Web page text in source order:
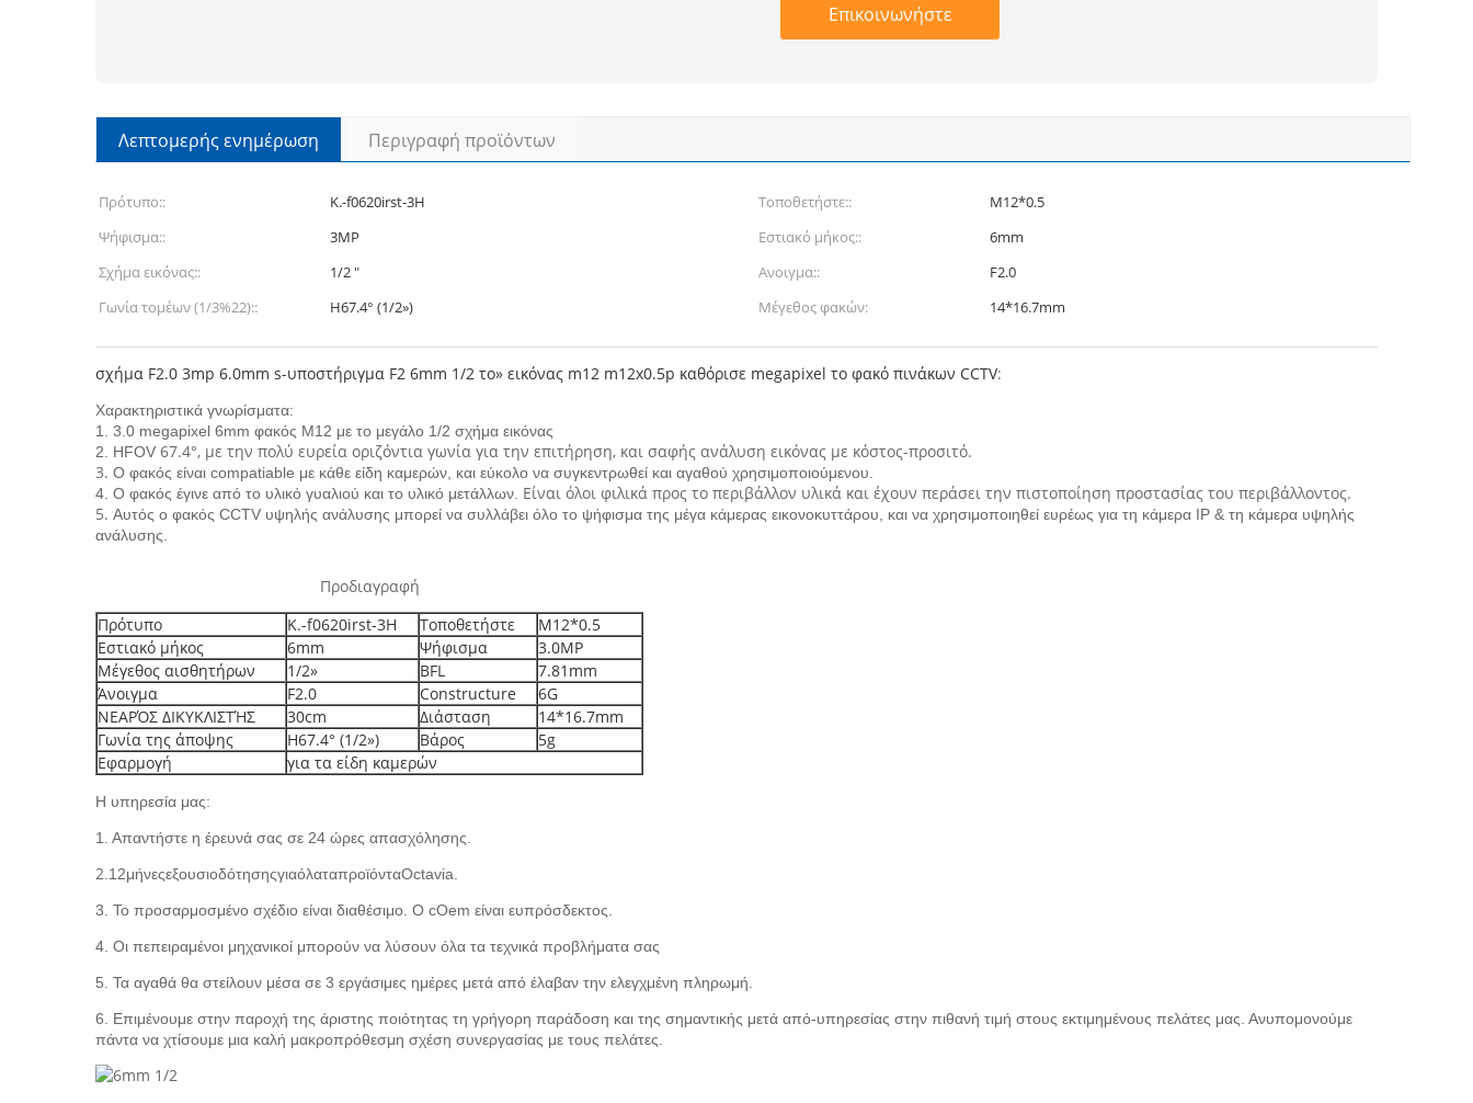
Επικοινωνήστε
Λεπτομερής ενημέρωση Περιγραφή προϊόντων
Πρότυπο:: Κ.-f0620irst-3H Τοποθετήστε::
M12*0.5
Ψήφισμα::
3MP Εστιακό μήκος::
6mm
Σχήμα εικόνας::
1/2 ″ Ανοιγμα::
F2.0
Γωνία τομέων (1/3%22)::
H67.4° (1/2») Μέγεθος φακών: 14*16.7mm
σχήμα F2.0 3mp 6.0mm s-υποστήριγμα F2 6mm 1/2 το» εικόνας m12 m12x0.5p καθόρισε megapixel το φακό πινάκων CCTV:
Χαρακτηριστικά γνωρίσματα:
1. 3.0 megapixel 6mm φακός M12 με το μεγάλο 1/2 σχήμα εικόνας
2. HFOV 67.4°, με την πολύ ευρεία οριζόντια γωνία για την επιτήρηση, και σαφής ανάλυση εικόνας με κόστος-προσιτό.
3. Ο φακός είναι compatiable με κάθε είδη καμερών, και εύκολο να συγκεντρωθεί και αγαθού χρησιμοποιούμενου.
4. Ο φακός έγινε από το υλικό γυαλιού και το υλικό μετάλλων. Είναι όλοι φιλικά προς το περιβάλλον υλικά και έχουν περάσει την πιστοποίηση προστασίας του περιβάλλοντος.
5. Αυτός ο φακός CCTV υψηλής ανάλυσης μπορεί να συλλάβει όλο το ψήφισμα της μέγα κάμερας εικονοκυττάρου, και να χρησιμοποιηθεί ευρέως για τη κάμερα IP & τη κάμερα υψηλής
ανάλυσης.
Προδιαγραφή
Πρότυπο
Κ.-f0620irst-3H Τοποθετήστε
M12*0.5
Εστιακό μήκος
6mm Ψήφισμα
3.0MP
Μέγεθος αισθητήρων
1/2» BFL
7.81mm
Άνοιγμα
F2.0 Constructure
6G
ΝΕΑΡΌΣ ΔΙΚΥΚΛΙΣΤΉΣ
30cm Διάσταση
14*16.7mm
Γωνία της άποψης
H67.4° (1/2») Βάρος
5g
Εφαρμογή
για τα είδη καμερών
Η υπηρεσία μας:
1. Απαντήστε η έρευνά σας σε 24 ώρες απασχόλησης.
2 .12μήνεςεξουσιοδότησηςγιαόλαταπροϊόνταOctavia.
3. Το προσαρμοσμένο σχέδιο είναι διαθέσιμο. Ο cOem είναι ευπρόσδεκτος.
4. Οι πεπειραμένοι μηχανικοί μπορούν να λύσουν όλα τα τεχνικά προβλήματα σας
5. Τα αγαθά θα στείλουν μέσα σε 3 εργάσιμες ημέρες μετά από έλαβαν την ελεγχμένη πληρωμή.
6. Επιμένουμε στην παροχή της άριστης ποιότητας τη γρήγορη παράδοση και της σημαντικής μετά από-υπηρεσίας στην πιθανή τιμή στους εκτιμημένους πελάτες μας. Ανυπομονούμε
πάντα να χτίσουμε μια καλή μακροπρόθεσμη σχέση συνεργασίας με τους πελάτες.